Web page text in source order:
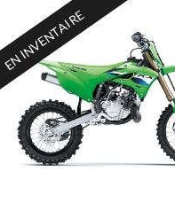
EN INVENTAIRE